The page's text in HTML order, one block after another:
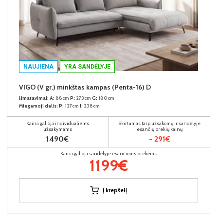
NAUJIENA YRA SANDĖLYJE
VIGO (V gr.) minkštas kampas (Penta-16) D
Išmatavimai: A: 88cm P: 273cm G: 180cm
Miegamoji dalis: P: 127cm I: 238cm
Kaina galioja individualiems
užsakymams
1490€
Skirtumas tarp užsakomų ir sandėlyje
esančių prekių kainų
- 291€
Kaina galioja sandėlyje esančioms prekėms
1199€
Į krepšelį